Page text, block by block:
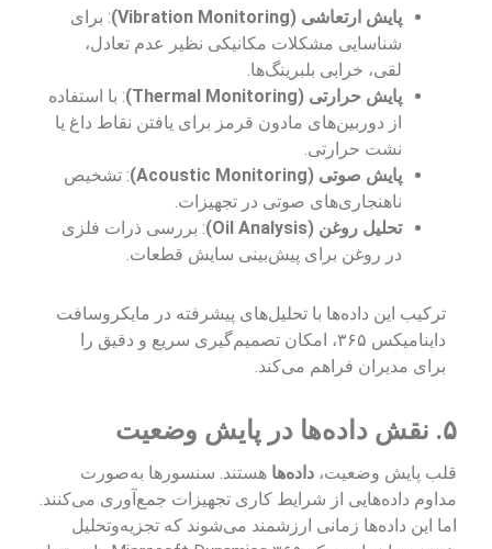
پایش ارتعاشی (Vibration Monitoring)
: برای
شناسایی مشکلات مکانیکی نظیر عدم تعادل،
لقی، خرابی بلبرینگ‌ها.
پایش حرارتی (Thermal Monitoring)
: با استفاده
از دوربین‌های مادون قرمز برای یافتن نقاط داغ یا
نشت حرارتی.
پایش صوتی (Acoustic Monitoring)
: تشخیص
ناهنجاری‌های صوتی در تجهیزات.
تحلیل روغن (Oil Analysis)
: بررسی ذرات فلزی
در روغن برای پیش‌بینی سایش قطعات.
ترکیب این داده‌ها با تحلیل‌های پیشرفته در مایکروسافت
داینامیکس ۳۶۵، امکان تصمیم‌گیری سریع و دقیق را
برای مدیران فراهم می‌کند.
۵. نقش داده‌ها در پایش وضعیت
قلب پایش وضعیت،داده‌ها هستند. سنسورها به‌صورت
مداوم داده‌هایی از شرایط کاری تجهیزات جمع‌آوری می‌کنند.
اما این داده‌ها زمانی ارزشمند می‌شوند که تجزیه‌وتحلیل